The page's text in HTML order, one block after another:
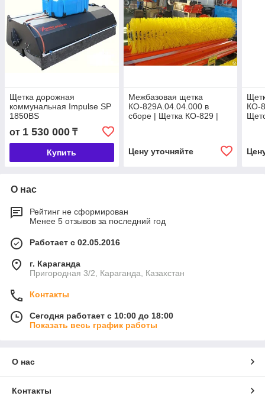
Щетка дорожная
коммунальная Impulse SP
1850BS
от 1 530 000 ₸
Купить
Межбазовая щетка
КО-829А.04.04.000 в
сборе | Щетка КО-829 |
Цену уточняйте
КО-
О нас
Рейтинг не сформирован
Менее 5 отзывов за последний год
Работает с 02.05.2016
г. Караганда
Пригородная 3/2, Караганда, Казахстан
Контакты
Сегодня работает с 10:00 до 18:00
Показать весь график работы
О нас
Контакты